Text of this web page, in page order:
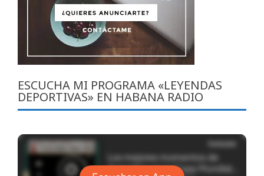
ESCUCHA MI PROGRAMA «LEYENDAS
DEPORTIVAS» EN HABANA RADIO